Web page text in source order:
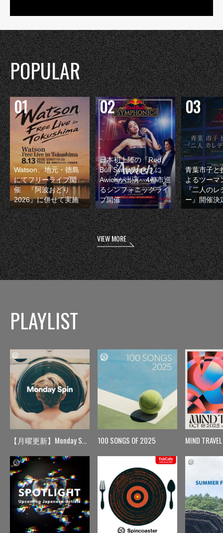
POPULAR
Watson、地元・徳島
にてフリーライブ開
催 『阿波おどり
2026』に併せて実施
日本初上陸の『Red
Bull Symphonic』に
Awichが出演 4都市巡
るシンフォニックライ
ブ開催
青葉市子と
よるツーマ
『二人のレ
ー』開催決
VIEW MORE
PLAYLIST
【月曜更新】Monday Spin 100 SONGS OF 2025 MIND TRAVEL